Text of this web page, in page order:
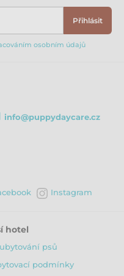
Přihlásit
osobním údajů
info@puppydaycare.cz
Instagram
hotel
psů
podmínky